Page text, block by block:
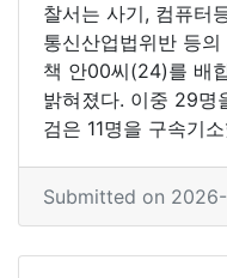
찰서는 사기, 컴퓨터
통신산업법위반 등
책 안00씨(24)를 배
밝혀졌다. 이중 29명
검은 11명을 구속기
Submitted on